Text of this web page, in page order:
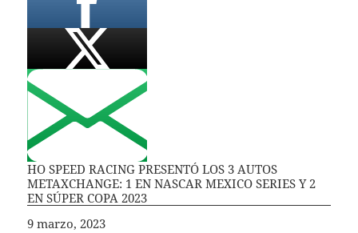
HO SPEED RACING PRESENTÓ LOS 3 AUTOS
METAXCHANGE: 1 EN NASCAR MEXICO SERIES Y 2
EN SÚPER COPA 2023
Fecha
9 marzo, 2023